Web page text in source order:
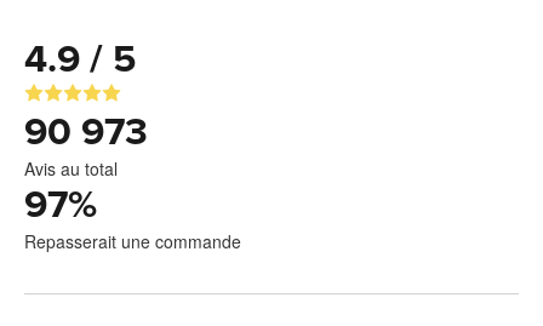
4.9 / 5
90 973
Avis au total
97%
Repasserait une commande